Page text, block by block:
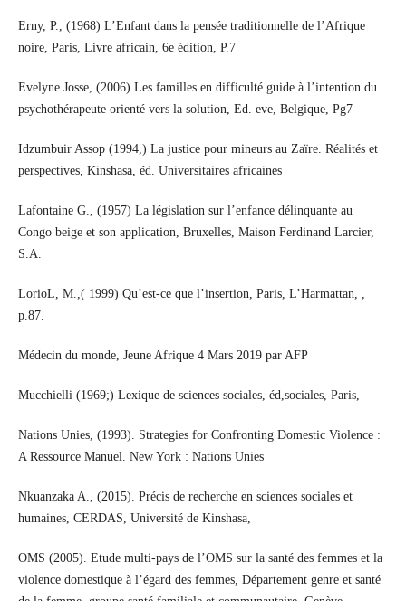
Erny, P., (1968) L’Enfant dans la pensée traditionnelle de l’Afrique
noire, Paris, Livre africain, 6e édition, P.7
Evelyne Josse, (2006) Les familles en difficulté guide à l’intention du
psychothérapeute orienté vers la solution, Ed. eve, Belgique, Pg7
Idzumbuir Assop (1994,) La justice pour mineurs au Zaïre. Réalités et
perspectives, Kinshasa, éd. Universitaires africaines
Lafontaine G., (1957) La législation sur l’enfance délinquante au
Congo beige et son application, Bruxelles, Maison Ferdinand Larcier,
S.A.
LorioL, M.,( 1999) Qu’est-ce que l’insertion, Paris, L’Harmattan, ,
p.87.
Médecin du monde, Jeune Afrique 4 Mars 2019 par AFP
Mucchielli (1969;) Lexique de sciences sociales, éd,sociales, Paris,
Nations Unies, (1993). Strategies for Confronting Domestic Violence :
A Ressource Manuel. New York : Nations Unies
Nkuanzaka A., (2015). Précis de recherche en sciences sociales et
humaines, CERDAS, Université de Kinshasa,
OMS (2005). Etude multi-pays de l’OMS sur la santé des femmes et la
violence domestique à l’égard des femmes, Département genre et santé